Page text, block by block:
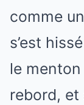
comme
s’est
le
rebord, et